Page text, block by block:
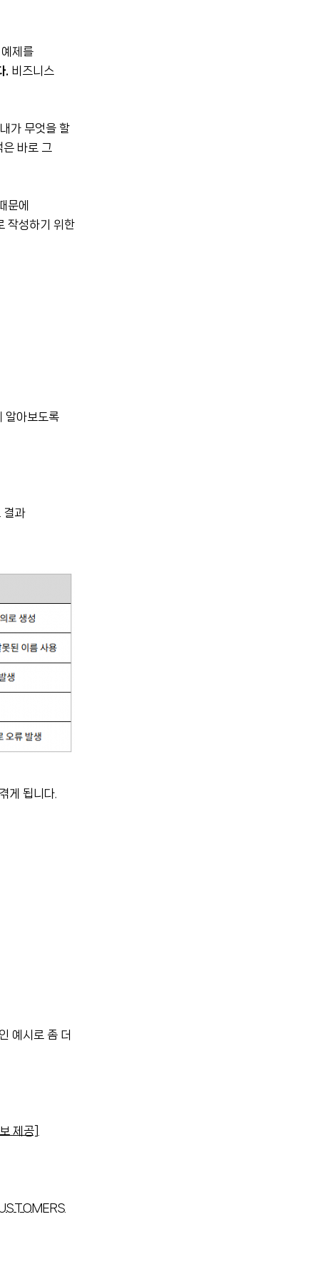
제를
. 비즈니스
가 무엇을 할
바로 그
문에
작성하기 위한
알아보도록
결과
게 됩니다.
예시로 좀 더
제공]